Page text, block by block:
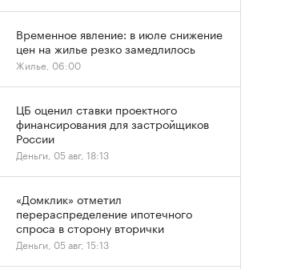
Временное явление: в июле снижение
цен на жилье резко замедлилось
Жилье, 06:00
ЦБ оценил ставки проектного
финансирования для застройщиков
России
Деньги, 05 авг, 18:13
«Домклик» отметил
перераспределение ипотечного
спроса в сторону вторички
Деньги, 05 авг, 15:13